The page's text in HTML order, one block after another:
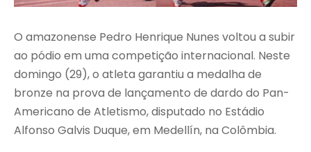
O amazonense Pedro Henrique Nunes voltou a subir
ao pódio em uma competição internacional. Neste
domingo (29), o atleta garantiu a medalha de
bronze na prova de lançamento de dardo do Pan-
Americano de Atletismo, disputado no Estádio
Alfonso Galvis Duque, em Medellín, na Colômbia.